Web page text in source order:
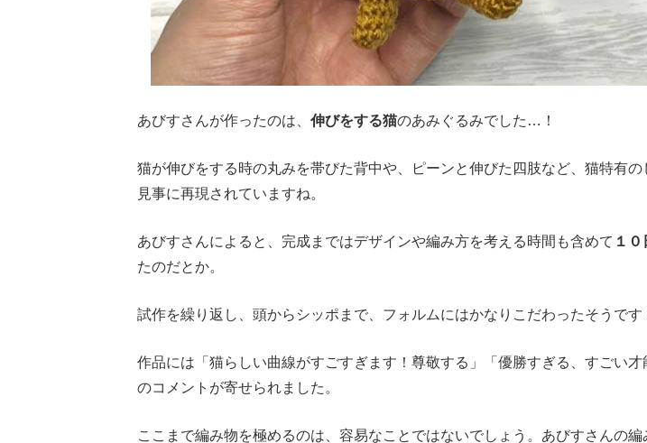
あびすさんが作ったのは、 伸びをする猫のあみぐるみでした…！
猫が伸びをする時の丸みを帯びた背中や、ピーンと伸びた四肢など、猫特有の
見事に再現されていますね。
あびすさんによると、完成まではデザインや編み方を考える時間も含めて １０
たのだとか。
試作を繰り返し、頭からシッポまで、フォルムにはかなりこだわったそうです
作品には「猫らしい曲線がすごすぎます！尊敬する」「優勝すぎる、すごい才
のコメントが寄せられました。
ここまで編み物を極めるのは、容易なことではないでしょう。あびすさんの編